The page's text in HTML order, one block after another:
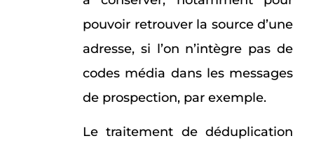
pouvoir retrouver la source d’une
adresse, si l’on n’intègre pas de
codes média dans les messages
de prospection, par exemple.
Le traitement de déduplication